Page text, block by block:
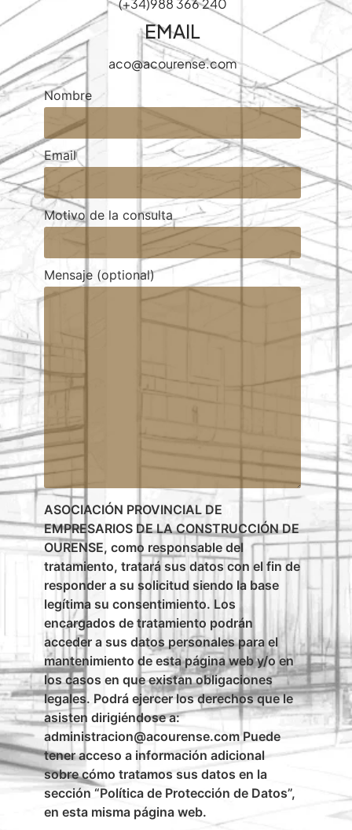
(+34)988 366 240
EMAIL
aco@acourense.com
Nombre
Email
Motivo de la consulta
Mensaje (optional)
ASOCIACIÓN PROVINCIAL DE
EMPRESARIOS DE LA CONSTRUCCIÓN DE
OURENSE, como responsable del
tratamiento, tratará sus datos con el fin de
responder a su solicitud siendo la base
legítima su consentimiento. Los
encargados de tratamiento podrán
acceder a sus datos personales para el
mantenimiento de esta página web y/o en
los casos en que existan obligaciones
legales. Podrá ejercer los derechos que le
asisten dirigiéndose a:
administracion@acourense.com Puede
tener acceso a información adicional
sobre cómo tratamos sus datos en la
sección “Política de Protección de Datos”,
en esta misma página web.